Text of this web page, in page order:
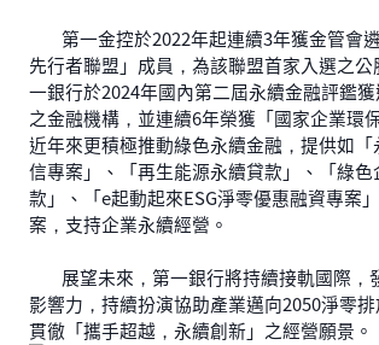
第一金控於2022年起連續3年獲金管會
先行者聯盟」成員，為該聯盟首家入選之
一銀行於2024年國內第二屆永續金融評鑑
之金融機構，並連續6年榮獲「國家企業環
近年來更積極推動綠色永續金融，提供如
信專案」、「再生能源永續貸款」、「綠色
款」、「e起動起來ESG淨零優惠融資專案
案，支持企業永續經營。
展望未來，第一銀行將持續接軌國際，
影響力，持續扮演協助產業邁向2050淨零排
貫徹「攜手超越，永續創新」之經營願景。